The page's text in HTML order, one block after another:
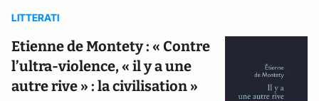
LITTERATI
Etienne de Montety : « Contre
l’ultra-violence, « il y a une
autre rive » : la civilisation »